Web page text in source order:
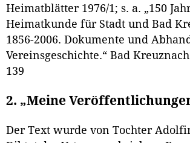
Heimatblätter 1976/1; s. a. „150
Heimatkunde für Stadt und Bad
1856-2006. Dokumente und
Vereinsgeschichte.“ Bad Kreuznach
139
2. „Meine
Der Text wurde von Tochter